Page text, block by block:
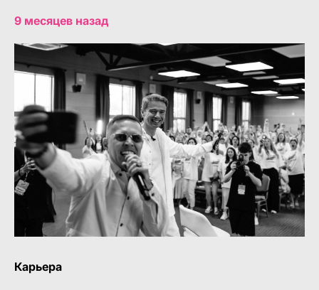
9 месяцев назад
Карьера